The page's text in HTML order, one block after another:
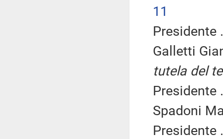
11
Presidente
Galletti
tutela del
Presidente
Spadoni
Presidente